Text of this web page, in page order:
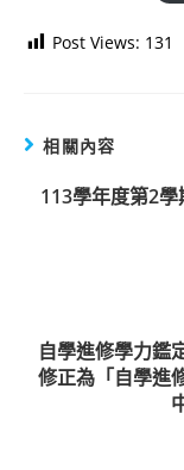
Post Views: 131
相關內容
113學年度第2
自學進修學力鑑
修正為「自學進